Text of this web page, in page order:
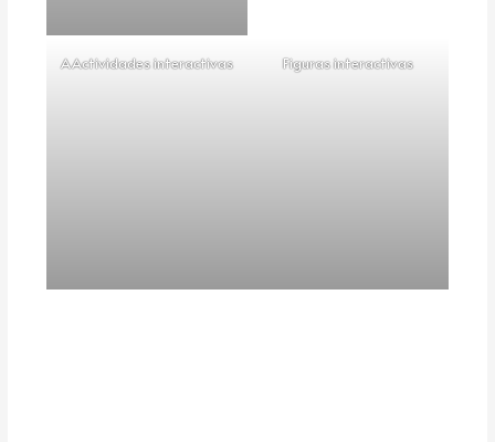
AActividades interactivas Figuras interactivas